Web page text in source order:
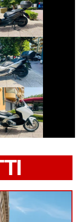
ADV-350
€
INTEGRA
€